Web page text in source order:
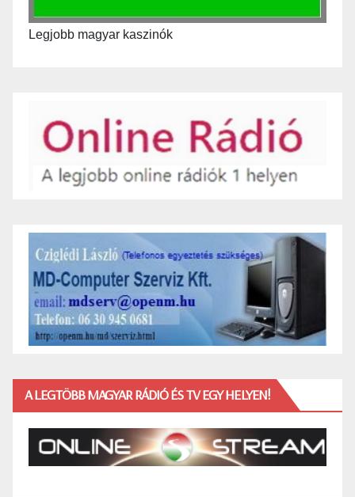
Legjobb magyar kaszinók
A LEGTÖBB MAGYAR RÁDIÓ ÉS TV EGY HELYEN!